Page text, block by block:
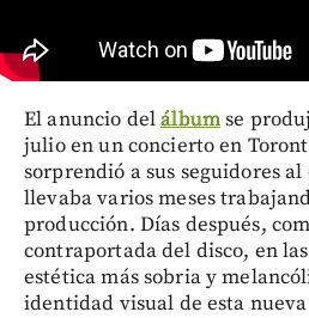
El anuncio delálbumse
julio en un concierto en
sorprendió a sus seguidores
llevaba varios meses
producción. Días después,
contraportada del disco, en
estética más sobria y
identidad visual de esta